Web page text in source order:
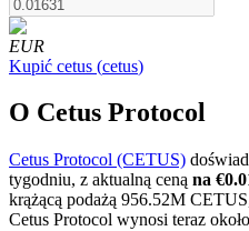
Kontrakty terminowe
Kontrakty terminowe na
EUR
Kupić cetus (cetus)
O Cetus Protocol
Cetus Protocol (CETUS)
tygodniu, z aktualną ceną na
krążącą podażą 956.52M
Cetus Protocol wynosi teraz